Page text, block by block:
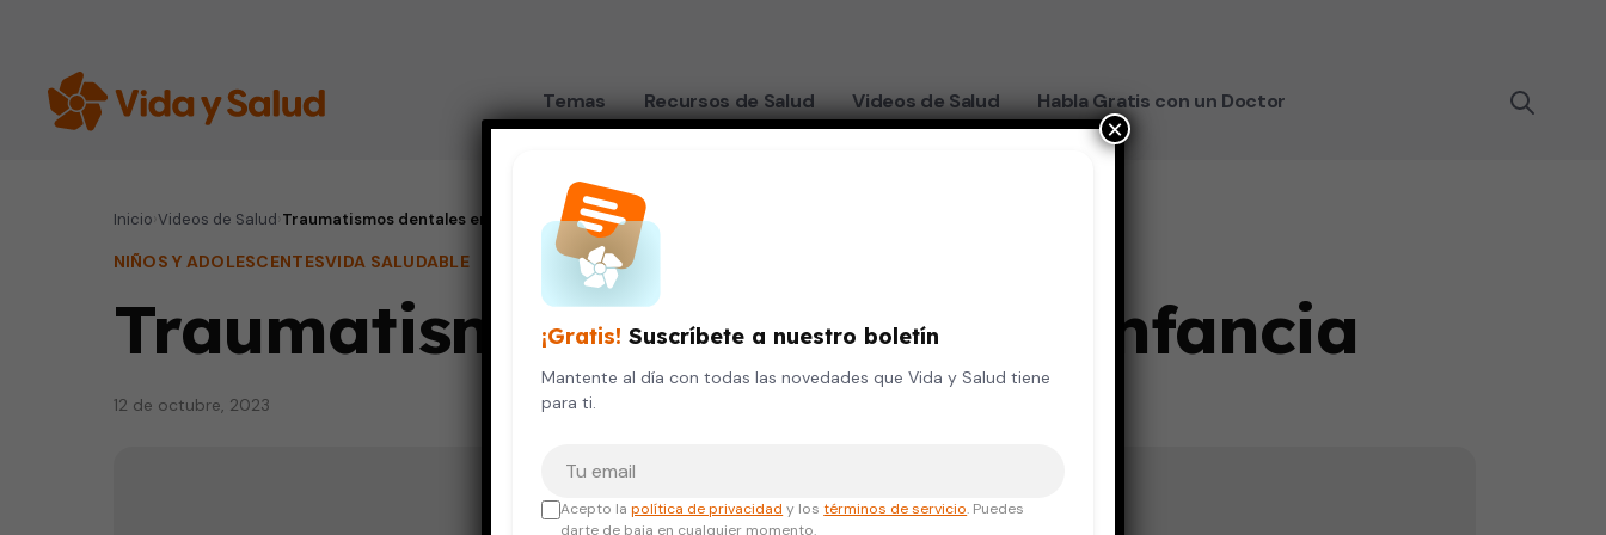
Temas Recursos de Salud Videos de Salud Habla Gratis con un Doctor
Inicio Videos de Salud Traumatismos dentales en la infancia
NIÑOS Y ADOLESCENTESVIDA SALUDABLE
Traumatismos dentales en la infancia
12 de octubre, 2023
¡Gratis! Suscríbete a nuestro boletín
Mantente al día con todas las novedades que Vida y Salud tiene
para ti.
Acepto lapolítica de privacidad y lostérminos de servicio. Puedes
darte de baja en cualquier momento.
×